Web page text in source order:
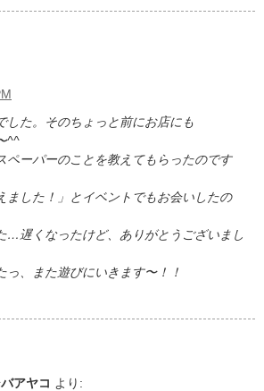
した。そのちょっと前にお店にも
^^
ペーパーのことを教えてもらったのです
ました！」とイベントでもお会いしたの
…遅くなったけど、ありがとうございまし
っ、また遊びにいきます〜！！
アヤコ より: